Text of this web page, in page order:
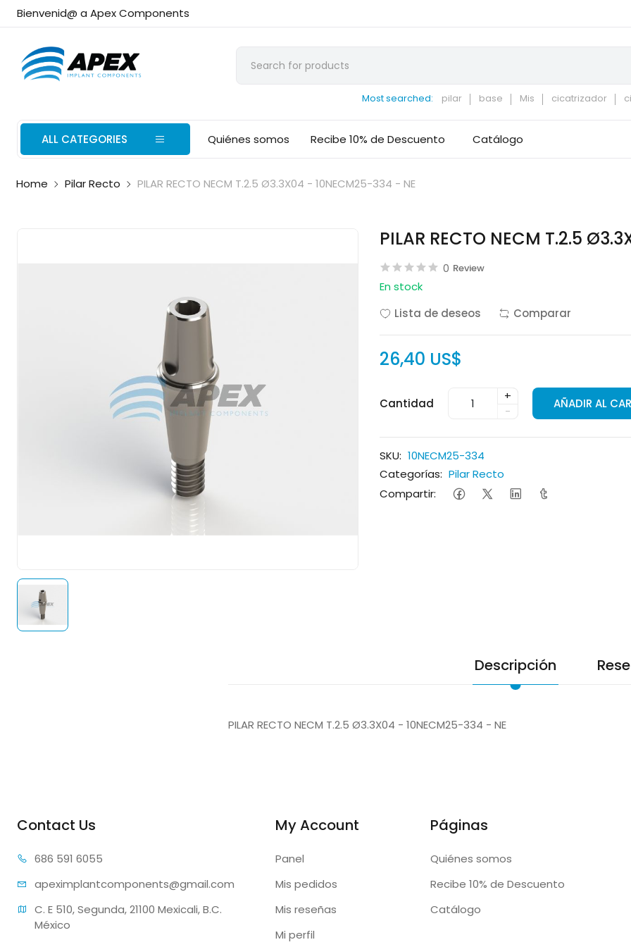
Bienvenid@ a Apex Components
Most searched: pilar base Mis cicatrizador
ALL CATEGORIES Quiénes somos Recibe 10% de Descuento Catálogo
Home Pilar Recto PILAR RECTO NECM T.2.5 Ø3.3X04 - 10NECM25-334 - NE
PILAR RECTO NECM T.2.5
0 Review
En stock
Lista de deseos
Comparar
26,40 US$
Cantidad
+
-
AÑADIR AL
SKU: 10NECM25-334
Categorías: Pilar Recto
Compartir:
Descripción
PILAR RECTO NECM T.2.5 Ø3.3X04 - 10NECM25-334 - NE
Contact Us
686 591 6055
apeximplantcomponents@gmail.com
C. E 510, Segunda, 21100 Mexicali, B.C.
México
My Account
Panel
Mis pedidos
Mis reseñas
Mi perfil
Páginas
Quiénes somos
Recibe 10% de Descuento
Catálogo